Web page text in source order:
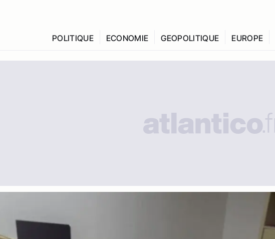
POLITIQUE ECONOMIE GEOPOLITIQUE EUROPE